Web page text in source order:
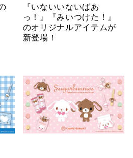
『いないいないばあ
っ！』『みいつけた！』
のオリジナルアイテムが
新登場！